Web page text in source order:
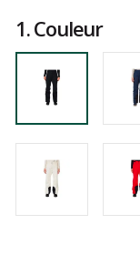
1.Couleur